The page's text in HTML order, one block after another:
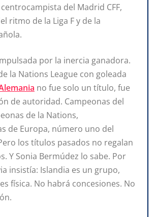
centrocampista del Madrid CFF,
ritmo de la Liga F y de la
por la inercia ganadora.
la Nations League con goleada
no fue solo un título, fue
de autoridad. Campeonas del
de la Nations,
de Europa, número uno del
los títulos pasados no regalan
Y Sonia Bermúdez lo sabe. Por
insistía: Islandia es un grupo,
física. No habrá concesiones. No